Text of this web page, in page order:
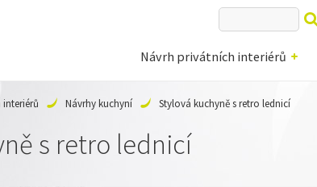
Návrh privátních interiérů
Návrhy kuchyní Stylová kuchyně s retro lednicí
s retro lednicí